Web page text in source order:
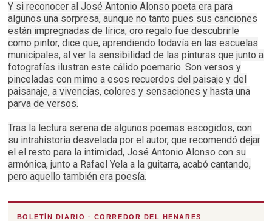
Y si reconocer al José Antonio Alonso poeta era para
algunos una sorpresa, aunque no tanto pues sus canciones
están impregnadas de lírica, oro regalo fue descubrirle
como pintor, dice que, aprendiendo todavía en las escuelas
municipales, al ver la sensibilidad de las pinturas que junto a
fotografías ilustran este cálido poemario. Son versos y
pinceladas con mimo a esos recuerdos del paisaje y del
paisanaje, a vivencias, colores y sensaciones y hasta una
parva de versos.
Tras la lectura serena de algunos poemas escogidos, con
su intrahistoria desvelada por el autor, que recomendó dejar
el el resto para la intimidad, José Antonio Alonso con su
armónica, junto a Rafael Yela a la guitarra, acabó cantando,
pero aquello también era poesía.
BOLETÍN DIARIO · CORREDOR DEL HENARES